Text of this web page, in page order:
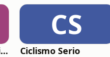
La Tierra Perdida: ciencia ficción épica en audio
CS
Ciclismo Serio